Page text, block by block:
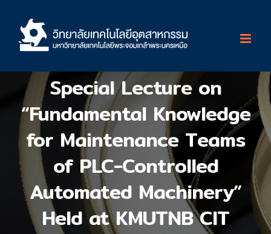
content
Special Lecture on
“Fundamental Knowledge
for Maintenance Teams
of PLC-Controlled
Automated Machinery”
Held at KMUTNB CIT